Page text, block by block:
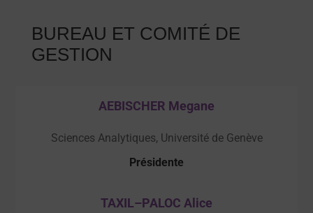
BUREAU ET COMITÉ DE
GESTION
AEBISCHER Megane
Sciences Analytiques, Université de Genève
Présidente
TAXIL–PALOC Alice